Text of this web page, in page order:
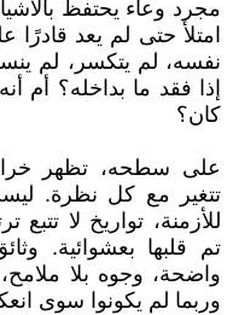
مجرد وعاء يحتفظ
امتلأ حتى لم يعد قادرًا
نفسه، لم يتكسر، لم
إذا فقد ما بداخله؟ أم
كان؟
على سطحه، تظهر
تتغير مع كل نظرة.
للأزمنة، تواريخ لا تتبع
تم قلبها بعشوائية.
واضحة، وجوه بلا
وربما لم يكونوا سوى